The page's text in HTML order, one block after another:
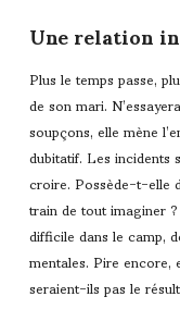
Une relation
Plus le temps passe,
de son mari.
soupçons, elle mène
dubitatif. Les
croire. Possède-t-elle
train de tout imaginer
difficile dans le camp,
mentales. Pire encore,
seraient-ils pas le